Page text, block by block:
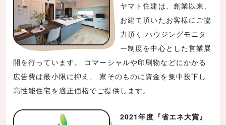
ヤマト住建は、創業以来、
お建て頂いたお客様にご協
力頂く ハウジングモニタ
ー制度を中心とした営業展
開を行っています。 コマーシャルや印刷物などにかかる
広告費は最小限に抑え、 家そのものに資金を集中投下し
高性能住宅を適正価格でご提供します。
2021年度『省エネ大賞』